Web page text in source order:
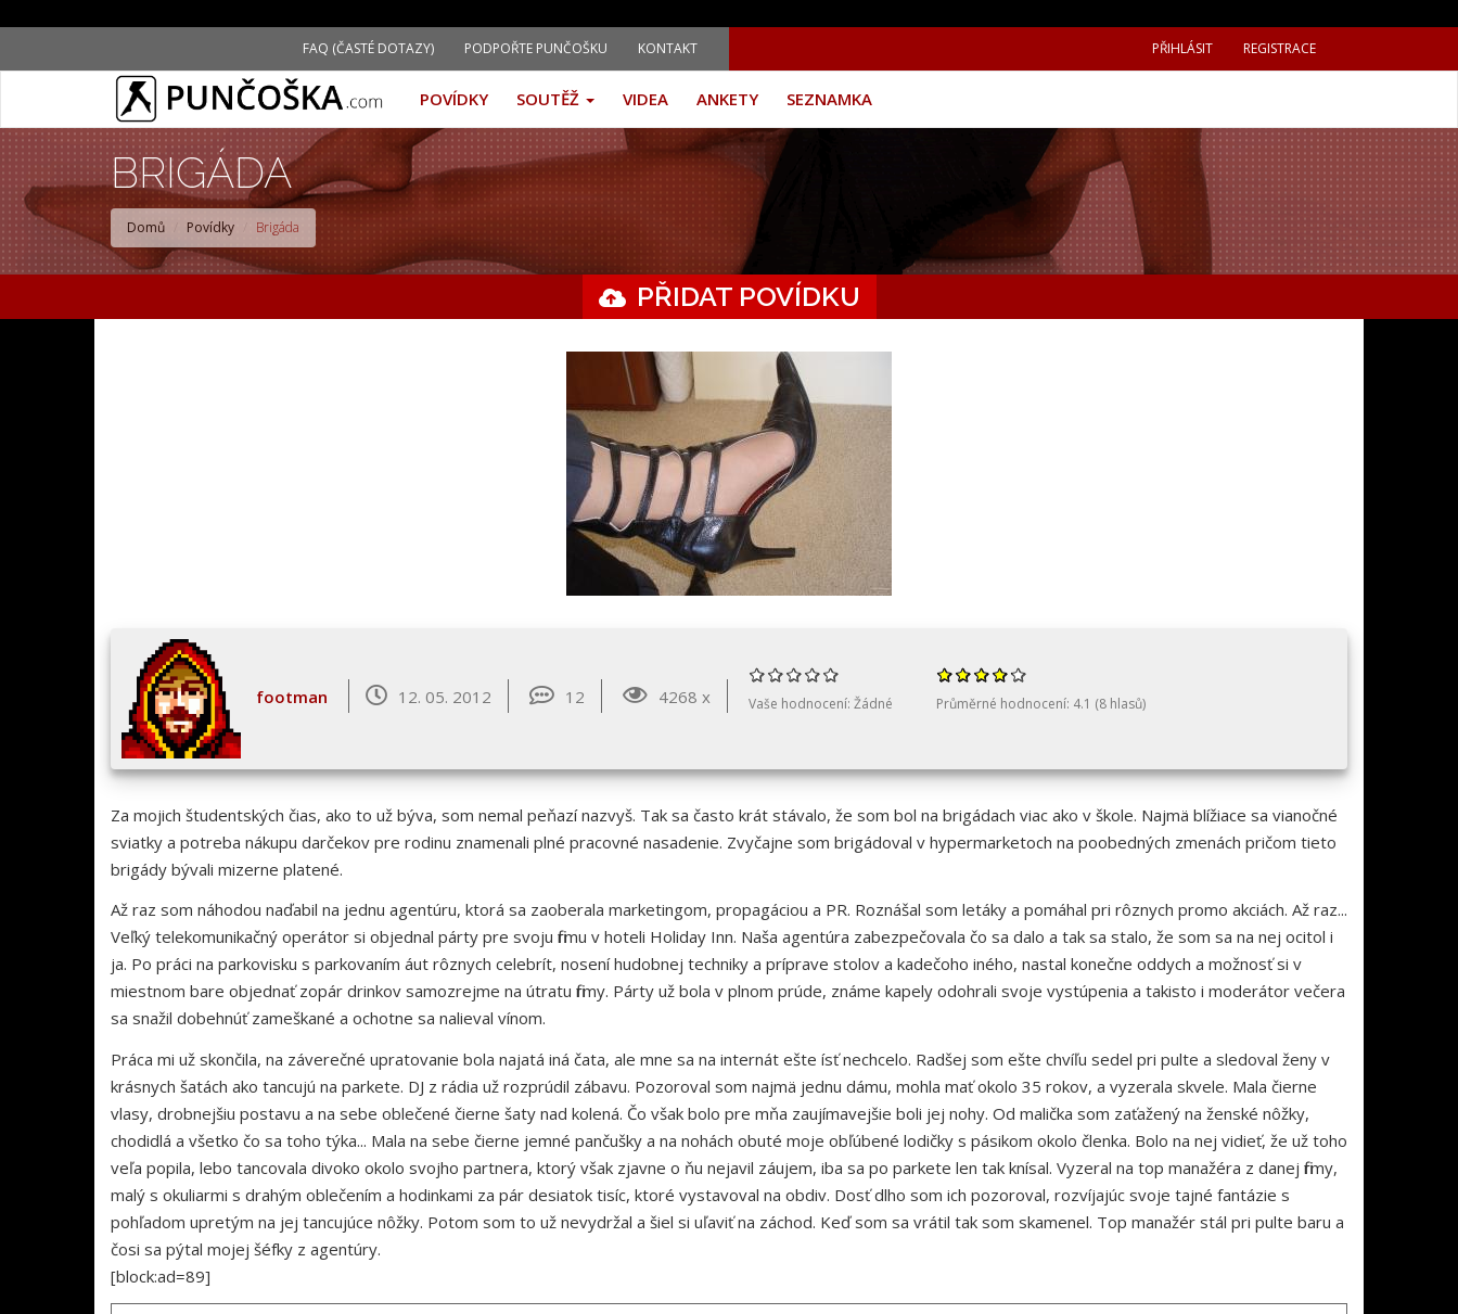
k
obsahu
FAQ (ČASTÉ DOTAZY) PODPOŘTE PUNČOŠKU KONTAKT PŘIHLÁSIT REGISTRACE
POVÍDKY SOUTĚŽ VIDEA ANKETY SEZNAMKA
BRIGÁDA
Domů Povídky Brigáda
PŘIDAT POVÍDKU
footman 12. 05. 2012 12 4268 x Vaše hodnocení: Žádné Průměrné hodnocení: 4.1 (8 hlasů)
Za mojich študentských čias, ako to už býva, som nemal peňazí nazvyš. Tak sa často krát stávalo, že som bol na brigádach viac ako v škole. Najmä blížiace sa vianočné
sviatky a potreba nákupu darčekov pre rodinu znamenali plné pracovné nasadenie. Zvyčajne som brigádoval v hypermarketoch na poobedných zmenách pričom tieto
brigády bývali mizerne platené.
Až raz som náhodou naďabil na jednu agentúru, ktorá sa zaoberala marketingom, propagáciou a PR. Roznášal som letáky a pomáhal pri rôznych promo akciách. Až raz...
Veľký telekomunikačný operátor si objednal párty pre svoju firmu v hoteli Holiday Inn. Naša agentúra zabezpečovala čo sa dalo a tak sa stalo, že som sa na nej ocitol i
ja. Po práci na parkovisku s parkovaním áut rôznych celebrít, nosení hudobnej techniky a príprave stolov a kadečoho iného, nastal konečne oddych a možnosť si v
miestnom bare objednať zopár drinkov samozrejme na útratu firmy. Párty už bola v plnom prúde, známe kapely odohrali svoje vystúpenia a takisto i moderátor večera
sa snažil dobehnúť zameškané a ochotne sa nalieval vínom.
Práca mi už skončila, na záverečné upratovanie bola najatá iná čata, ale mne sa na internát ešte ísť nechcelo. Radšej som ešte chvíľu sedel pri pulte a sledoval ženy v
krásnych šatách ako tancujú na parkete. DJ z rádia už rozprúdil zábavu. Pozoroval som najmä jednu dámu, mohla mať okolo 35 rokov, a vyzerala skvele. Mala čierne
vlasy, drobnejšiu postavu a na sebe oblečené čierne šaty nad kolená. Čo však bolo pre mňa zaujímavejšie boli jej nohy. Od malička som zaťažený na ženské nôžky,
chodidlá a všetko čo sa toho týka... Mala na sebe čierne jemné pančušky a na nohách obuté moje obľúbené lodičky s pásikom okolo členka. Bolo na nej vidieť, že už toho
veľa popila, lebo tancovala divoko okolo svojho partnera, ktorý však zjavne o ňu nejavil záujem, iba sa po parkete len tak knísal. Vyzeral na top manažéra z danej firmy,
malý s okuliarmi s drahým oblečením a hodinkami za pár desiatok tisíc, ktoré vystavoval na obdiv. Dosť dlho som ich pozoroval, rozvíjajúc svoje tajné fantázie s
pohľadom upretým na jej tancujúce nôžky. Potom som to už nevydržal a šiel si uľaviť na záchod. Keď som sa vrátil tak som skamenel. Top manažér stál pri pulte baru a
čosi sa pýtal mojej šéfky z agentúry.
[block:ad=89]